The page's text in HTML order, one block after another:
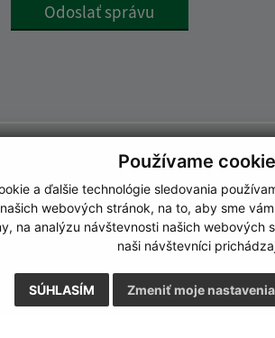
Používame
a ďalšie technológie sledovania
webových stránok, na to, aby sme
na analýzu návštevnosti našich webových
naši návštevníci
SÚHLASÍM Zmeniť moje nastavenia
Odoslať správu